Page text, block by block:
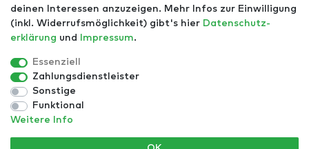
Impressum AGB Datenschutz
deinen Interessen anzuzeigen. Mehr Infos zur Einwilligung
(inkl. Widerrufsmöglichkeit) gibt's hier Daten­schutz­
erklärung und Impressum.
Essenziell
Zahlungsdienstleister
Sonstige
Funktional
Weitere Info